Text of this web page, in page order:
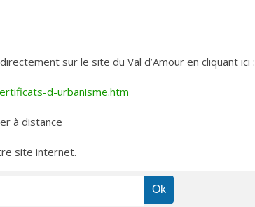
sur le site du Val d’Amour en cliquant ici :
d-urbanisme.htm
à distance
site internet.